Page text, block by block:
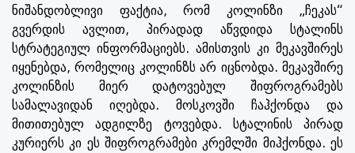
ნიშანდობლივი ფაქტია, რომ კოლინზი „ჩეკას“
გვერდის ავლით, პირადად აწვდიდა სტალინს
სტრატეგიულ ინფორმაციებს. ამისთვის კი მეკავშირეს
იყენებდა, რომელიც კოლინზს არ იცნობდა. მეკავშირე
კოლინზის მიერ დატოვებულ შიფროგრამებს
სამალავიდან იღებდა. მოსკოვში ჩაჰქონდა და
მითითებულ ადგილზე ტოვებდა. სტალინის პირად
კურიერს კი ეს შიფროგრამები კრემლში მიჰქონდა. ეს